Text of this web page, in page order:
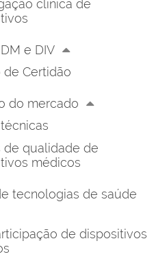
clínica de
e DIV
de Certidão
do mercado
de qualidade de
médicos
tecnologias de saúde
de dispositivos